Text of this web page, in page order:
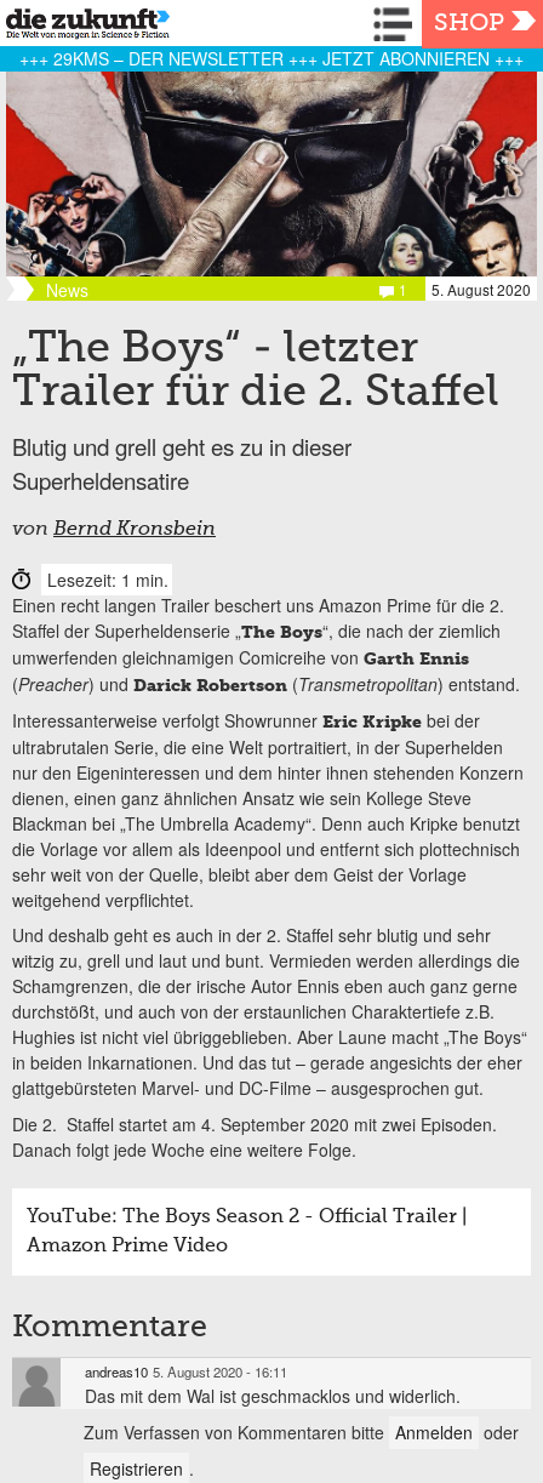
Navigation
SHOP
+++ 29KMS – DER NEWSLETTER +++ JETZT ABONNIEREN +++
News 5. August 2020
1
„The Boys“ - letzter
Trailer für die 2. Staffel
Blutig und grell geht es zu in dieser
Superheldensatire
von Bernd Kronsbein
Lesezeit: 1 min.
Einen recht langen Trailer beschert uns Amazon Prime für die 2.
Staffel der Superheldenserie „The Boys“, die nach der ziemlich
umwerfenden gleichnamigen Comicreihe von Garth Ennis
(Preacher) und Darick Robertson (Transmetropolitan) entstand.
Interessanterweise verfolgt Showrunner Eric Kripke bei der
ultrabrutalen Serie, die eine Welt portraitiert, in der Superhelden
nur den Eigeninteressen und dem hinter ihnen stehenden Konzern
dienen, einen ganz ähnlichen Ansatz wie sein Kollege Steve
Blackman bei „The Umbrella Academy“. Denn auch Kripke benutzt
die Vorlage vor allem als Ideenpool und entfernt sich plottechnisch
sehr weit von der Quelle, bleibt aber dem Geist der Vorlage
weitgehend verpflichtet.
Und deshalb geht es auch in der 2. Staffel sehr blutig und sehr
witzig zu, grell und laut und bunt. Vermieden werden allerdings die
Schamgrenzen, die der irische Autor Ennis eben auch ganz gerne
durchstößt, und auch von der erstaunlichen Charaktertiefe z.B.
Hughies ist nicht viel übriggeblieben. Aber Laune macht „The Boys“
in beiden Inkarnationen. Und das tut – gerade angesichts der eher
glattgebürsteten Marvel- und DC-Filme – ausgesprochen gut.
Die 2. Staffel startet am 4. September 2020 mit zwei Episoden.
Danach folgt jede Woche eine weitere Folge.
YouTube: The Boys Season 2 - Official Trailer |
Amazon Prime Video
Kommentare
andreas10 5. August 2020 - 16:11
Das mit dem Wal ist geschmacklos und widerlich.
Zum Verfassen von Kommentaren bitte Anmelden oder
Registrieren .